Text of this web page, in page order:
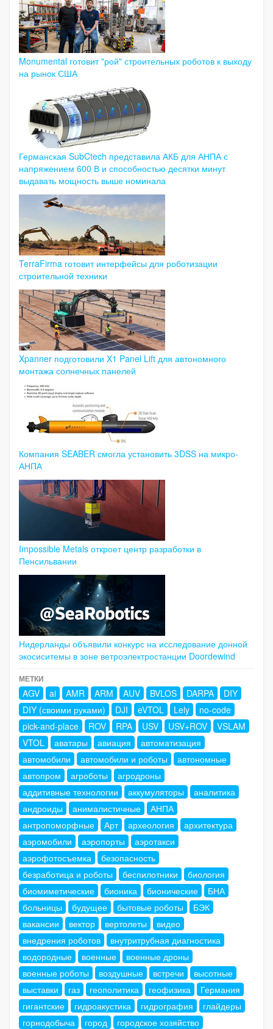
Monumental готовит "рой" строительных роботов к выходу
на рынок США
Германская SubCtech представила АКБ для АНПА с
напряжением 600 В и способностью десятки минут
выдавать мощность выше номинала
TerraFirma готовит интерфейсы для роботизации
строительной техники
Xpanner подготовили X1 Panel Lift для автономного
монтажа солнечных панелей
Компания SEABER смогла установить 3DSS на микро-
АНПА
Impossible Metals откроет центр разработки в
Пенсильвании
Нидерланды объявили конкурс на исследование донной
экосиситемы в зоне ветроэлектростанции Doordewind
МЕТКИ
AGV ai AMR ARM AUV BVLOS DARPA
DIY
DIY (своими руками)
DJI eVTOL Lely
no-code
pick-and-place
ROV RPA USV USV+ROV
VSLAM
VTOL
аватары авиация
автоматизация
автомобили
автомобили и роботы
автономные
автопром
агроботы
агродроны
аддитивные технологии
аккумуляторы
аналитика
андроиды
анималистичные
АНПА
антропоморфные
Арт археология
архитектура
аэромобили
аэропорты
аэротакси
аэрофотосъемка
безопасность
безработица и роботы
беспилотники
биология
биомиметические
бионика бионические
БНА
больницы
будущее бытовые роботы
БЭК
вакансии
вектор вертолеты
видео
внедрения роботов
внутритрубная диагностика
водородные
военные
военные дроны
военные роботы
воздушные встречи
высотные
выставки
газ геополитика геофизика
Германия
гигантские
гидроакустика гидрография
глайдеры
горнодобыча
город городское хозяйство